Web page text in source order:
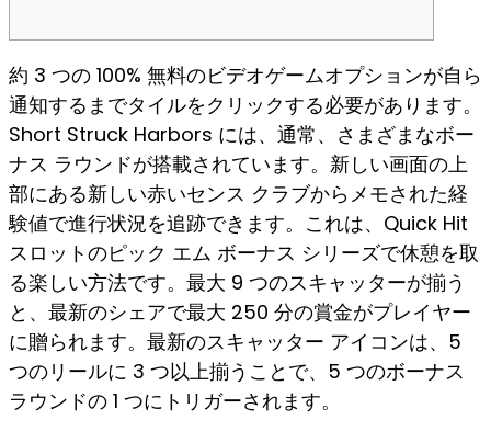
約 3 つの 100% 無料のビデオゲームオプションが自ら
通知するまでタイルをクリックする必要があります。
Short Struck Harbors には、通常、さまざまなボー
ナス ラウンドが搭載されています。新しい画面の上
部にある新しい赤いセンス クラブからメモされた経
験値で進行状況を追跡できます。これは、Quick Hit
スロットのピック エム ボーナス シリーズで休憩を取
る楽しい方法です。最大 9 つのスキャッターが揃う
と、最新のシェアで最大 250 分の賞金がプレイヤー
に贈られます。最新のスキャッター アイコンは、5
つのリールに 3 つ以上揃うことで、5 つのボーナス
ラウンドの 1 つにトリガーされます。